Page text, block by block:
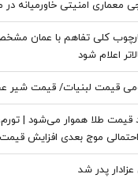
معماری امنیتی خاورمیانه
پیمان مکه شبیه به ناتو نیست
کلی تفاهم با عمان
شود
قیمت لبنیات/ قیمت شیر
طلا هموار می‌شود |
موج بعدی افزایش قیمت
پایان است؟
پدر شد